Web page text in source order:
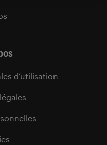
d’utilisation